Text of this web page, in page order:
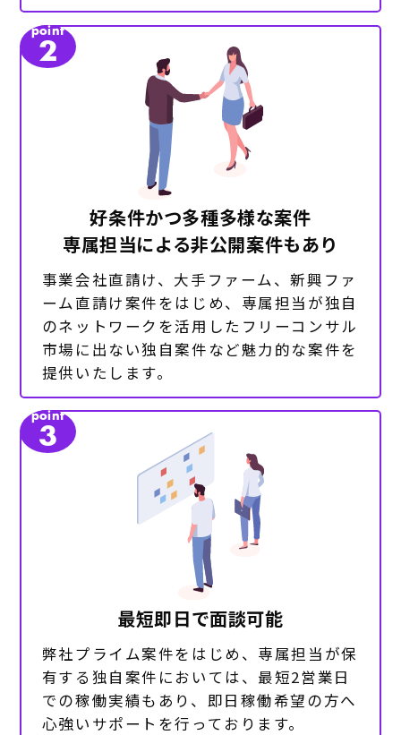
point
2
好条件かつ多種多様な案件
専属担当による非公開案件もあり
事業会社直請け、大手ファーム、新興ファ
ーム直請け案件をはじめ、専属担当が独自
のネットワークを活用したフリーコンサル
市場に出ない独自案件など魅力的な案件を
提供いたします。
point
3
最短即日で面談可能
弊社プライム案件をはじめ、専属担当が保
有する独自案件においては、最短2営業日
での稼働実績もあり、即日稼働希望の方へ
心強いサポートを行っております。